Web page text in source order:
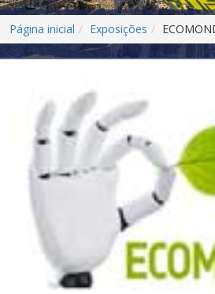
Página inicial Exposições